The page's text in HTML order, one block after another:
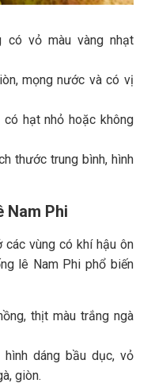
có vỏ màu vàng nhạt
mọng nước và có vị
hạt nhỏ hoặc không
thước trung bình, hình
Nam Phi
các vùng có khí hậu ôn
lê Nam Phi phổ biến
thịt màu trắng ngà
hình dáng bầu dục, vỏ
giòn.